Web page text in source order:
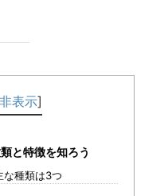
表示]
と特徴を知ろう
な種類は3つ